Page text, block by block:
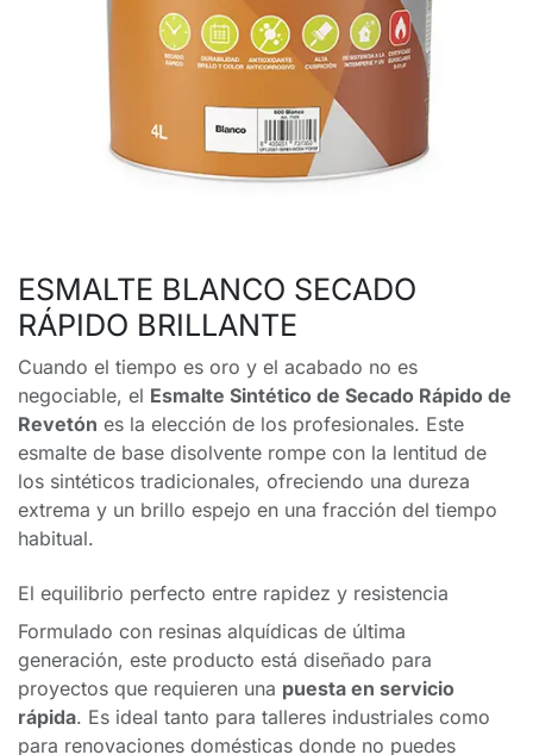
ESMALTE BLANCO SECADO
RÁPIDO BRILLANTE
Cuando el tiempo es oro y el acabado no es
negociable, el Esmalte Sintético de Secado Rápido de
Revetón es la elección de los profesionales. Este
esmalte de base disolvente rompe con la lentitud de
los sintéticos tradicionales, ofreciendo una dureza
extrema y un brillo espejo en una fracción del tiempo
habitual.
El equilibrio perfecto entre rapidez y resistencia
Formulado con resinas alquídicas de última
generación, este producto está diseñado para
proyectos que requieren una puesta en servicio
rápida. Es ideal tanto para talleres industriales como
para renovaciones domésticas donde no puedes